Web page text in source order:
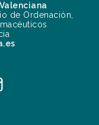
de Ordenación,